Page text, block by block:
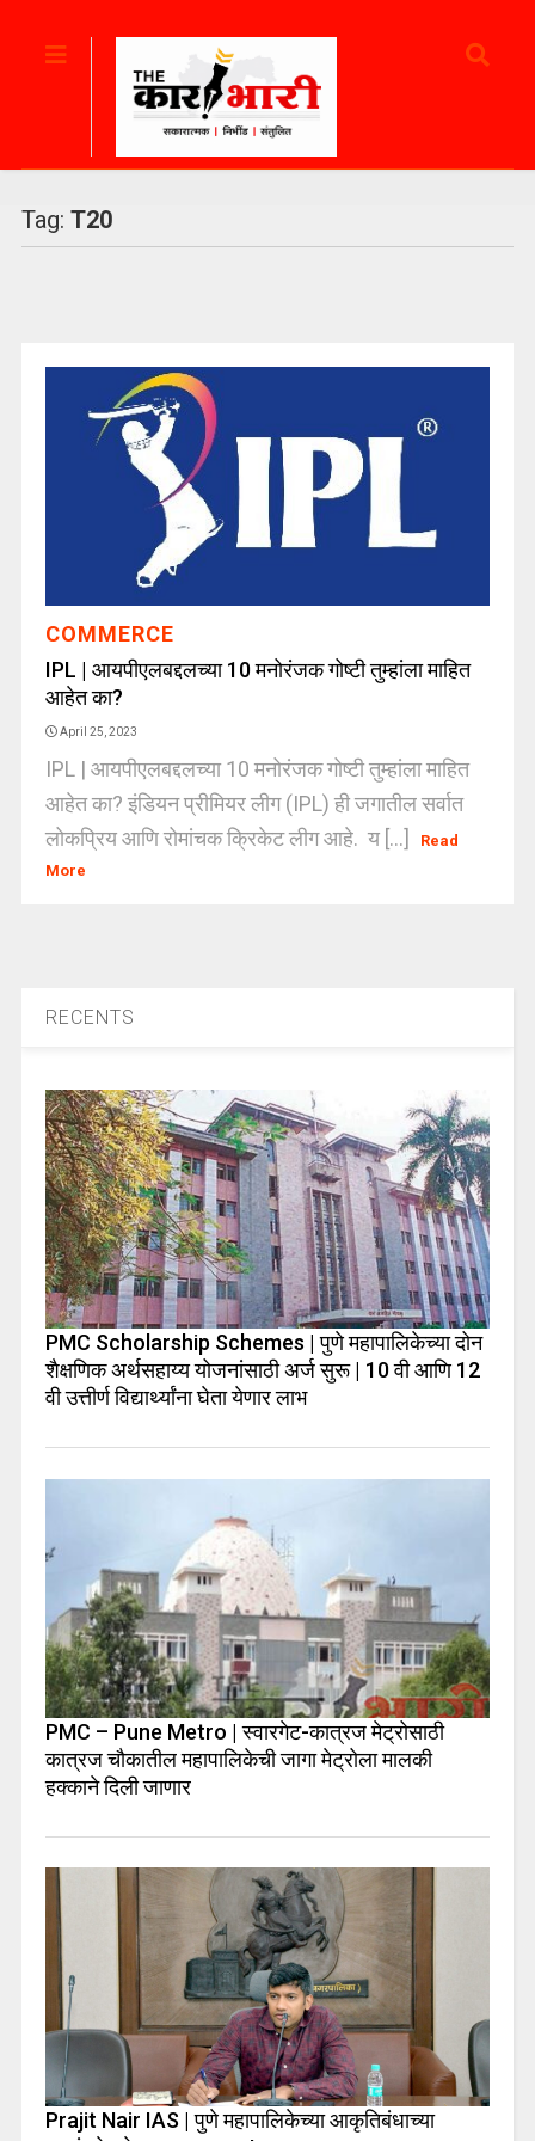
Tag: T20
COMMERCE
IPL | आयपीएलबद्दलच्या 10 मनोरंजक गोष्टी तुम्हांला माहित
आहेत का?
April 25, 2023
IPL | आयपीएलबद्दलच्या 10 मनोरंजक गोष्टी तुम्हांला माहित
आहेत का? इंडियन प्रीमियर लीग (IPL) ही जगातील सर्वात
लोकप्रिय आणि रोमांचक क्रिकेट लीग आहे. य [...]
Read
More
RECENTS
PMC Scholarship Schemes | पुणे महापालिकेच्या दोन
शैक्षणिक अर्थसहाय्य योजनांसाठी अर्ज सुरू | 10 वी आणि 12
वी उत्तीर्ण विद्यार्थ्यांना घेता येणार लाभ
PMC – Pune Metro | स्वारगेट-कात्रज मेट्रोसाठी
कात्रज चौकातील महापालिकेची जागा मेट्रोला मालकी
हक्काने दिली जाणार
Prajit Nair IAS | पुणे महापालिकेच्या आकृतिबंधाच्या